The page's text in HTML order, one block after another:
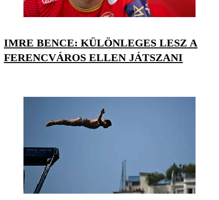
IMRE BENCE: KÜLÖNLEGES LESZ A
FERENCVÁROS ELLEN JÁTSZANI